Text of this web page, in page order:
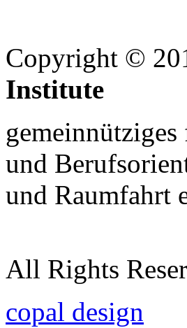
Copyright ©
Institute
und
und Raumfahrt
All Rights
copal design